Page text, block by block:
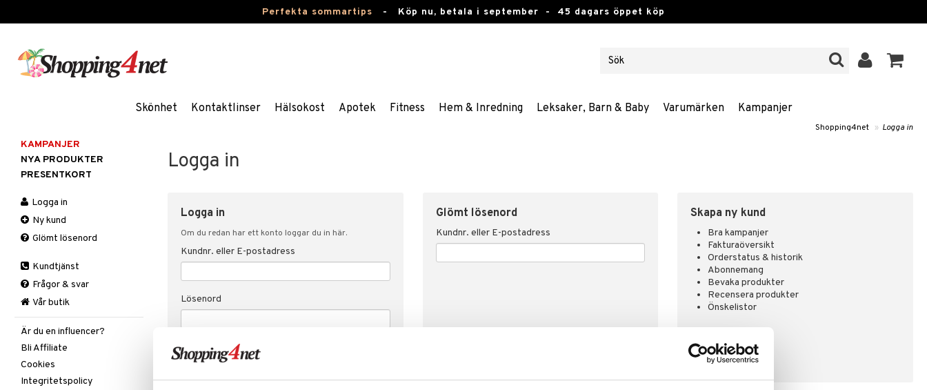
Perfekta sommartips - Köp nu, betala i september - 45 dagars öppet köp
Skönhet Kontaktlinser Hälsokost Apotek Fitness Hem & Inredning Leksaker, Barn & Baby Varumärken Kampanjer
Shopping4net » Logga in
Logga in
Logga in
Om du redan har ett konto loggar du in här.
Kundnr. eller E-postadress
Lösenord
Glömt lösenord
Kundnr. eller E-postadress
Skapa ny kund
Bra kampanjer
Fakturaöversikt
Orderstatus & historik
Abonnemang
Bevaka produkter
Recensera produkter
Önskelistor
SKAPA KUND
KAMPANJER
NYA PRODUKTER
PRESENTKORT
Logga in
Ny kund
Glömt lösenord
Kundtjänst
Frågor & svar
Vår butik
Är du en influencer?
Bli Affiliate
Cookies
Integritetspolicy